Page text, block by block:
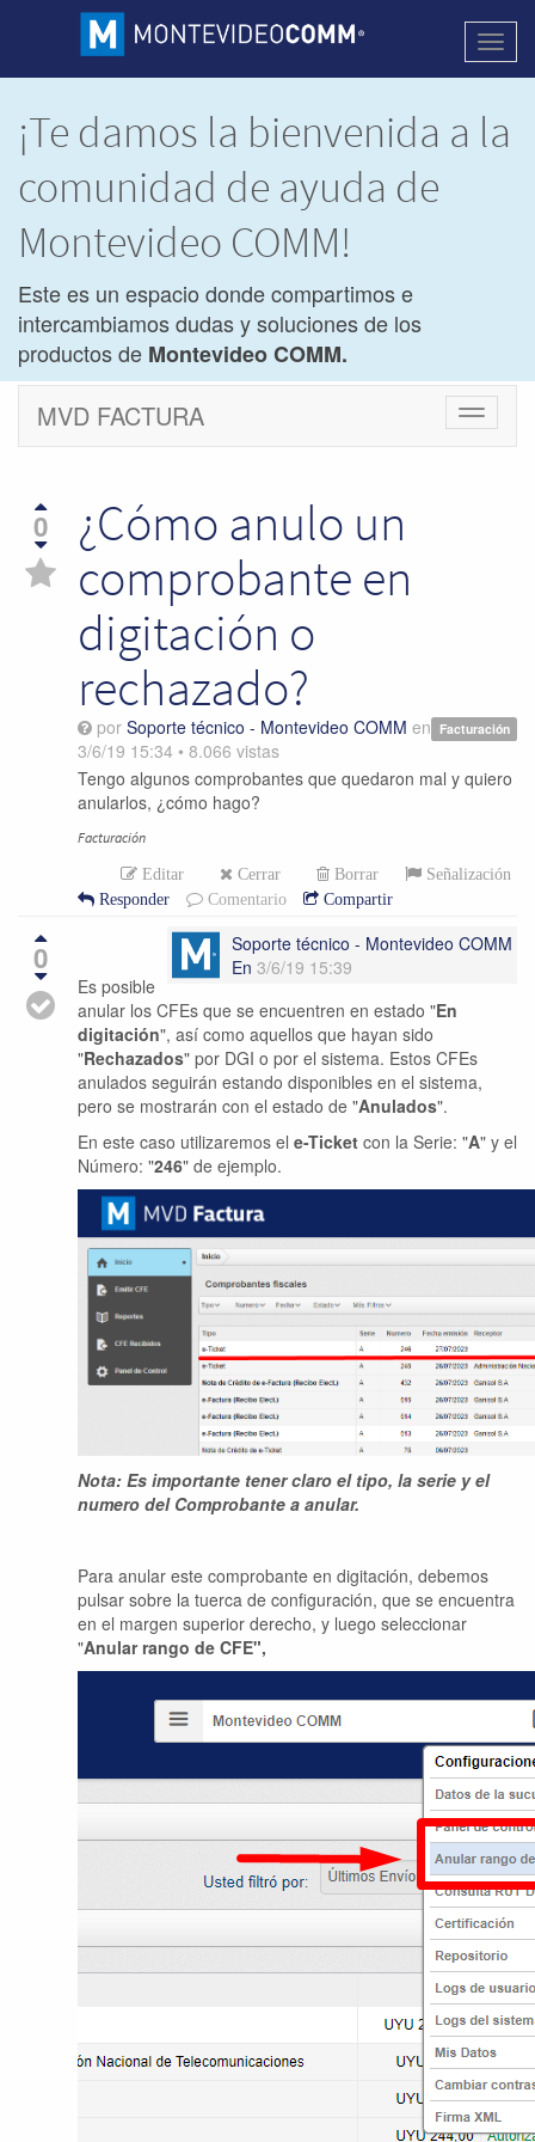
¡Te damos la bienvenida a la
comunidad de ayuda de
Montevideo COMM!
Este es un espacio donde compartimos e
intercambiamos dudas y soluciones de los
productos de Montevideo COMM.
Cambiar
MVD FACTURA
0
¿Cómo anulo un
comprobante en
digitación o
rechazado?
Facturación
por Soporte técnico - Montevideo COMM en
3/6/19 15:34 • 8.066 vistas
Tengo algunos comprobantes que quedaron mal y quiero
anularlos, ¿cómo hago?
Facturación
Editar Cerrar Borrar
Señalización
Responder
Comentario Compartir
0
Soporte técnico - Montevideo COMM
En 3/6/19 15:39
Es posible
anular los CFEs que se encuentren en estado "En
digitación", así como aquellos que hayan sido
"Rechazados" por DGI o por el sistema. Estos CFEs
anulados seguirán estando disponibles en el sistema,
pero se mostrarán con el estado de "Anulados".
En este caso utilizaremos el e-Ticket con la Serie: "A" y el
Número: "246" de ejemplo.
Nota: Es importante tener claro el tipo, la serie y el
numero del Comprobante a anular.
Para anular este comprobante en digitación, debemos
pulsar sobre la tuerca de configuración, que se encuentra
en el margen superior derecho, y luego seleccionar
"Anular rango de CFE",